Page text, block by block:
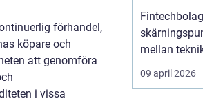
förhandel,
köpare och
att genomföra
i vissa
mellan
reglering.
högt,
09 april 2026